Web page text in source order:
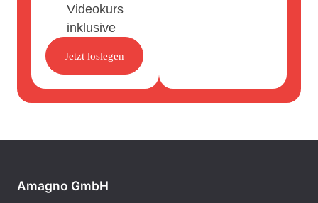
Videokurs
inklusive
Jetzt loslegen
Amagno GmbH